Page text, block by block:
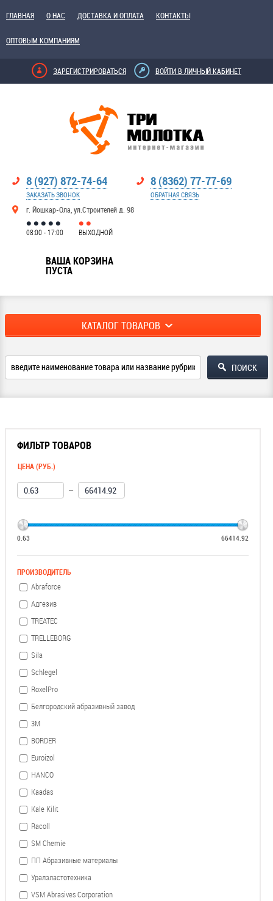
ГЛАВНАЯ О НАС ДОСТАВКА И ОПЛАТА КОНТАКТЫ
ОПТОВЫМ КОМПАНИЯМ
ЗАРЕГИСТРИРОВАТЬСЯ ВОЙТИ В ЛИЧНЫЙ КАБИНЕТ
8 (927) 872-74-64
ЗАКАЗАТЬ ЗВОНОК
г. Йошкар-Ола, ул.Строителей д. 98
8 (8362) 77-77-69
ОБРАТНАЯ СВЯЗЬ
08:00 - 17:00 ВЫХОДНОЙ
ВАША КОРЗИНА
ПУСТА
КАТАЛОГ ТОВАРОВ
ФИЛЬТР ТОВАРОВ
ЦЕНА (РУБ.)
—
0.63 66414.92
ПРОИЗВОДИТЕЛЬ
Abraforce
Адгезив
TREATEC
TRELLEBORG
Sila
Schlegel
RoxelPro
Белгородский абразивный завод
3М
BORDER
Euroizol
HANCO
Kaadas
Kale Kilit
Racoll
SM Chemie
ПП Абразивные материалы
Уралэластотехника
VSM Abrasives Corporation